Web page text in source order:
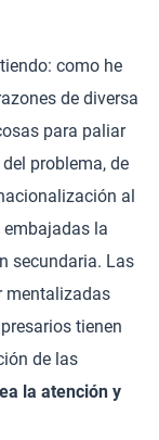
como he
de diversa
para paliar
problema, de
al
embajadas la
secundaria. Las
mentalizadas
tienen
de las
la atención y